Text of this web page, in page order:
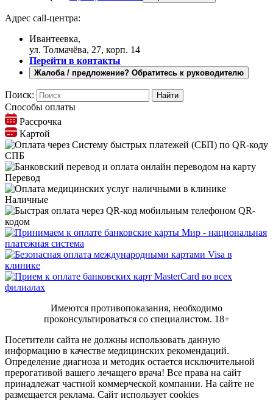
Адрес call-центра:
Ивантеевка,
ул. Толмачёва, 27, корп. 14
Перейти в контакты
Жалоба / предложение? Обратитесь к руководителю
Поиск:
Способы оплаты
Рассрочка
Картой
СПБ
Перевод
Наличные
QR-
кодом
Имеются противопоказания, необходимо
проконсультироваться со специалистом. 18+
Посетители сайта не должны использовать данную
информацию в качестве медицинских рекомендаций.
Определение диагноза и методик остается исключительной
прерогативой вашего лечащего врача! Все права на сайт
принадлежат частной коммерческой компании. На сайте не
размещается реклама. Сайт использует cookies